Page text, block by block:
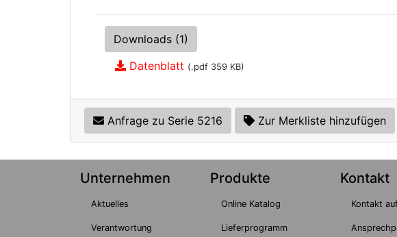
Downloads (1)
Datenblatt (.pdf 359 KB)
Anfrage zu Serie 5216 Zur Merkliste hinzufügen
Unternehmen
Aktuelles
Verantwortung
Produkte
Online Katalog
Lieferprogramm
Kontakt
Kontakt